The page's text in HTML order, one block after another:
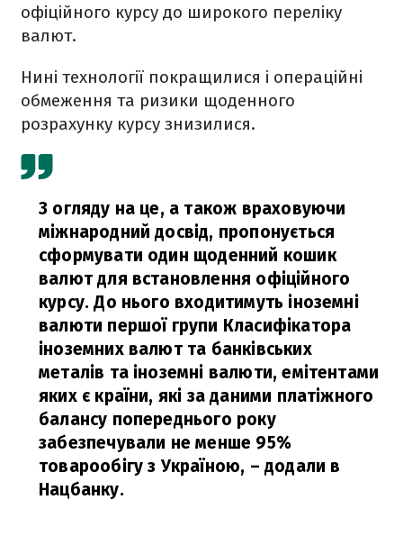
офіційного курсу до широкого переліку
валют.
Нині технології покращилися і операційні
обмеження та ризики щоденного
розрахунку курсу знизилися.
З огляду на це, а також враховуючи
міжнародний досвід, пропонується
сформувати один щоденний кошик
валют для встановлення офіційного
курсу. До нього входитимуть іноземні
валюти першої групи Класифікатора
іноземних валют та банківських
металів та іноземні валюти, емітентами
яких є країни, які за даними платіжного
балансу попереднього року
забезпечували не менше 95%
товарообігу з Україною, – додали в
Нацбанку.